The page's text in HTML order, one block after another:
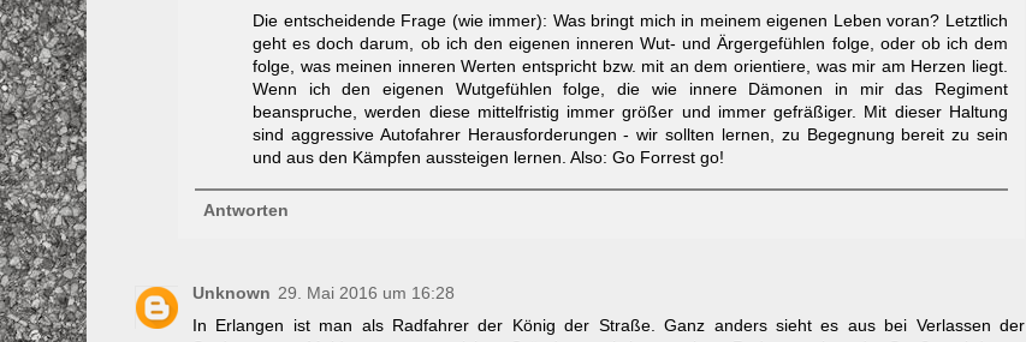
Die entscheidende Frage (wie immer): Was bringt mich in meinem eigenen Leben voran? Letztlich
geht es doch darum, ob ich den eigenen inneren Wut- und Ärgergefühlen folge, oder ob ich dem
folge, was meinen inneren Werten entspricht bzw. mit an dem orientiere, was mir am Herzen liegt.
Wenn ich den eigenen Wutgefühlen folge, die wie innere Dämonen in mir das Regiment
beanspruche, werden diese mittelfristig immer größer und immer gefräßiger. Mit dieser Haltung
sind aggressive Autofahrer Herausforderungen - wir sollten lernen, zu Begegnung bereit zu sein
und aus den Kämpfen aussteigen lernen. Also: Go Forrest go!
Antworten
Unknown 29. Mai 2016 um 16:28
In Erlangen ist man als Radfahrer der König der Straße. Ganz anders sieht es aus bei Verlassen der